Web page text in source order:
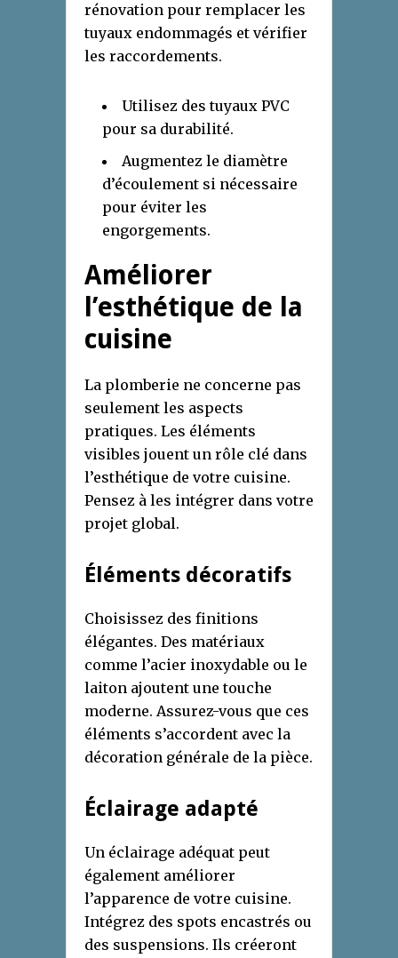
rénovation pour remplacer les
tuyaux endommagés et vérifier
les raccordements.
Utilisez des tuyaux PVC
pour sa durabilité.
Augmentez le diamètre
d’écoulement si nécessaire
pour éviter les
engorgements.
Améliorer
l’esthétique de la
cuisine
La plomberie ne concerne pas
seulement les aspects
pratiques. Les éléments
visibles jouent un rôle clé dans
l’esthétique de votre cuisine.
Pensez à les intégrer dans votre
projet global.
Éléments décoratifs
Choisissez des finitions
élégantes. Des matériaux
comme l’acier inoxydable ou le
laiton ajoutent une touche
moderne. Assurez-vous que ces
éléments s’accordent avec la
décoration générale de la pièce.
Éclairage adapté
Un éclairage adéquat peut
également améliorer
l’apparence de votre cuisine.
Intégrez des spots encastrés ou
des suspensions. Ils créeront